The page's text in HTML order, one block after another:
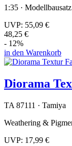
1:35 · Modellbausatz
UVP: 55,09 €
48,25 €
- 12%
in den Warenkorb
Diorama
TA 87111 · Tamiya
Weathering &
UVP: 17,99 €